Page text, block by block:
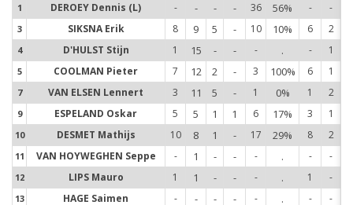
1 DEROEY Dennis (L) - - - - 36 56% - -
3 SIKSNA Erik 8 9 5 - 10 10% 6 2
4 D'HULST Stijn 1 15 - - - . - 1
5 COOLMAN Pieter 7 12 2 - 3 100% 6 1
7 VAN ELSEN Lennert 3 11 5 - 1 0% 1 2
9 ESPELAND Oskar 5 5 1 1 6 17% 3 1
10 DESMET Mathijs 10 8 1 - 17 29% 8 2
11 VAN HOYWEGHEN Seppe - 1 - - - . - -
12 LIPS Mauro 1 1 - - - . 1 -
13 HAGE Saimen - - - - - . - -